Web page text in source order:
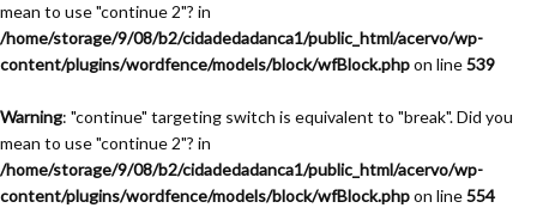
mean to use "continue 2"? in
/home/storage/9/08/b2/cidadedadanca1/public_html/acervo/wp-
content/plugins/wordfence/models/block/wfBlock.phpon line539
Warning: "continue" targeting switch is equivalent to "break". Did you
mean to use "continue 2"? in
/home/storage/9/08/b2/cidadedadanca1/public_html/acervo/wp-
content/plugins/wordfence/models/block/wfBlock.phpon line554